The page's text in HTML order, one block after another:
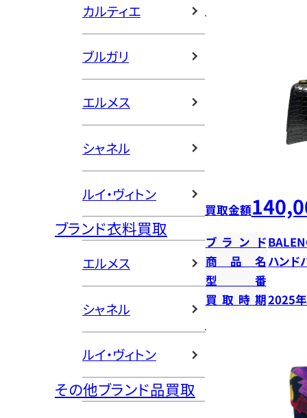
カルティエ
ブルガリ
エルメス
シャネル
ルイ・ヴィトン
ブランド衣料買取
エルメス
シャネル
ルイ・ヴィトン
その他ブランド品買取
買取金額
ブランド
商品名 ハンド
型番
買取時期2025